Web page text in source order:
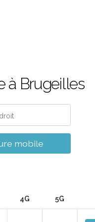
à Brugeilles
mobile
4G 5G